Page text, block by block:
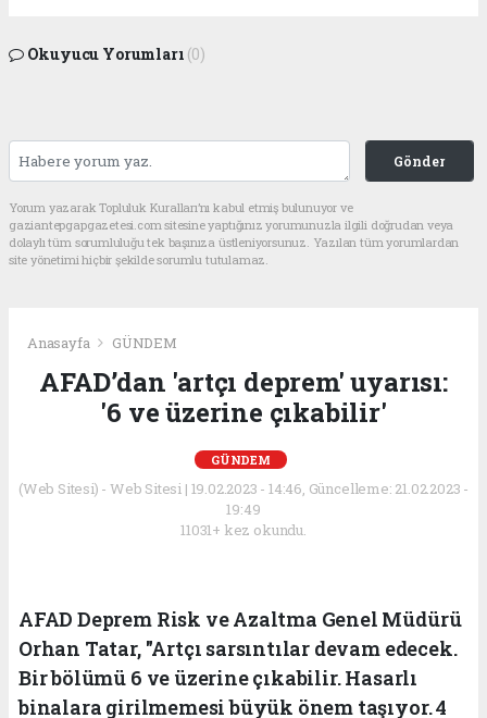
Okuyucu Yorumları (0)
Gönder
Yorum yazarak Topluluk Kuralları’nı kabul etmiş bulunuyor ve
gaziantepgapgazetesi.com sitesine yaptığınız yorumunuzla ilgili doğrudan veya
dolaylı tüm sorumluluğu tek başınıza üstleniyorsunuz. Yazılan tüm yorumlardan
site yönetimi hiçbir şekilde sorumlu tutulamaz.
Anasayfa GÜNDEM
AFAD’dan 'artçı deprem' uyarısı:
'6 ve üzerine çıkabilir'
GÜNDEM
(Web Sitesi) - Web Sitesi | 19.02.2023 - 14:46, Güncelleme: 21.02.2023 -
19:49
11031+ kez okundu.
AFAD Deprem Risk ve Azaltma Genel Müdürü
Orhan Tatar, "Artçı sarsıntılar devam edecek.
Bir bölümü 6 ve üzerine çıkabilir. Hasarlı
binalara girilmemesi büyük önem taşıyor. 4